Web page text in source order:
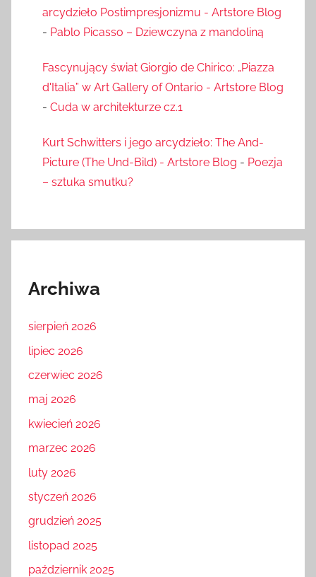
arcydzieło Postimpresjonizmu - Artstore Blog
- Pablo Picasso – Dziewczyna z mandoliną
Fascynujący świat Giorgio de Chirico: „Piazza
d'Italia” w Art Gallery of Ontario - Artstore Blog
- Cuda w architekturze cz.1
Kurt Schwitters i jego arcydzieło: The And-
Picture (The Und-Bild) - Artstore Blog - Poezja
– sztuka smutku?
Archiwa
sierpień 2026
lipiec 2026
czerwiec 2026
maj 2026
kwiecień 2026
marzec 2026
luty 2026
styczeń 2026
grudzień 2025
listopad 2025
październik 2025